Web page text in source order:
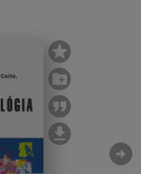
arrow_circle_right